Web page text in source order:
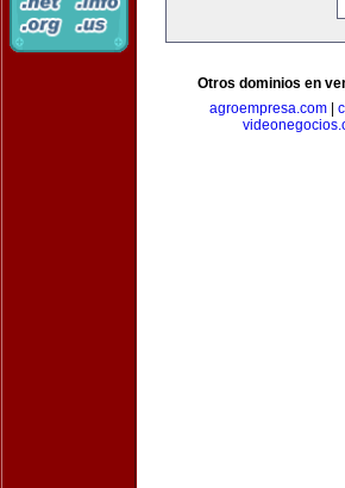
Otros dominios en
agroempresa.com